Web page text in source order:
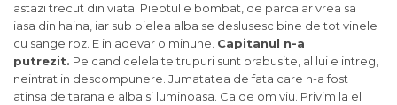
astazi trecut din viata. Pieptul e bombat, de parca ar vrea sa
iasa din haina, iar sub pielea alba se deslusesc bine de tot vinele
cu sange roz. E in adevar o minune. Capitanul n-a
putrezit. Pe cand celelalte trupuri sunt prabusite, al lui e intreg,
neintrat in descompunere. Jumatatea de fata care n-a fost
atinsa de tarana e alba si luminoasa. Ca de om viu. Privim la el